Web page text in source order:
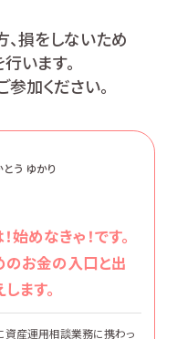
損をしないため
います。
加ください。
とう ゆかり
始めなきゃ！です。
のお金の入口と出
ます。
資産運用相談業務に携わっ